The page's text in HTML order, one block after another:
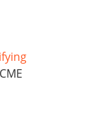
CME